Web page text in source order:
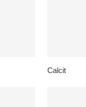
Calcit